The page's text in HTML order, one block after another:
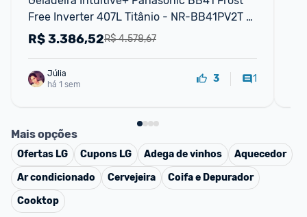
Free Inverter 407L Titânio - NR-BB41PV2T
127V
R$ 4.578,67
R$3.386,52
Júlia
há 1 sem
3 1
Mais opções
Ofertas LG Cupons LG Adega de vinhos
Aquecedor
Ar condicionado
Cervejeira
Coifa e Depurador
Cooktop